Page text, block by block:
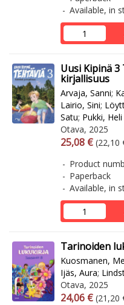
Available, in
Uusi Kipinä
kirjallisuus
Arvaja, Sanni;
Lairio, Sini;
Satu; Pukki, Heli
Otava, 2025
25,08 € Excl.
(22,10
Product
Paperback
Available, in
Tarinoiden
Kuosmanen,
Ijäs, Aura;
Otava, 2025
24,06 € Excl.
(21,20